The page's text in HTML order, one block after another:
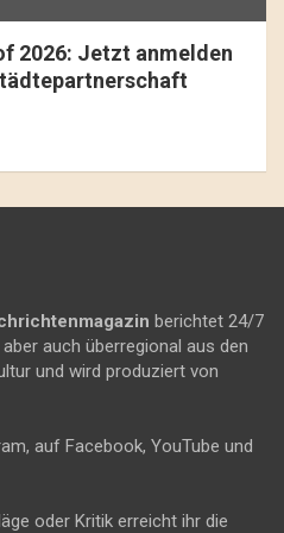
2026: Jetzt anmelden
berichtet 24/7
auch überregional aus den
und wird produziert von
auf Facebook, YouTube und
oder Kritik erreicht ihr die